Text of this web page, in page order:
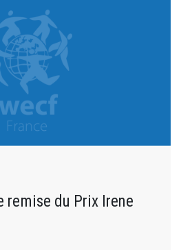
remise du Prix Irene